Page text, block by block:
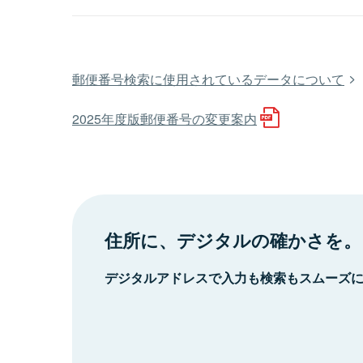
郵便番号検索に使用されているデータについて
2025年度版郵便番号の変更案内
住所に、デジタルの確かさを。
デジタルアドレスで入力も検索もスムーズ